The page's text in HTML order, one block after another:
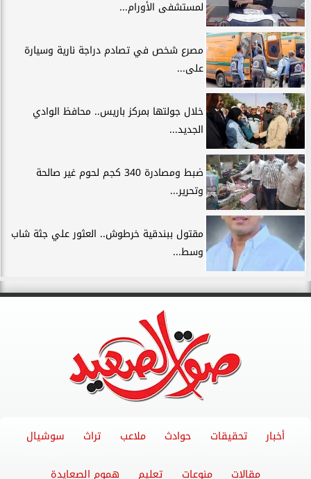
لمستشفى الأورام...
مصرع شخص في تصادم دراجة نارية وسيارة
على...
خلال جولتها بمركز باريس.. محافظ الوادي
الجديد...
ضبط ومصادرة 340 كجم لحوم غير صالحة
وتحرير...
مقتول ببندقية خرطوش.. العثور علي جثة شاب
وسط...
أخبار تحقيقات حوادث ملاعب تراث سوشيال
مقالات منوعات تعليم هموم الصعايدة